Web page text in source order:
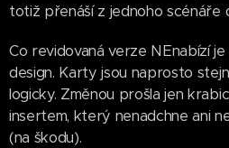
totiž přenáší z jednoho scénáře
Co revidovaná verze NEnabízí
design. Karty jsou naprosto
logicky. Změnou prošla jen
insertem, který nenadchne ani
(na škodu).